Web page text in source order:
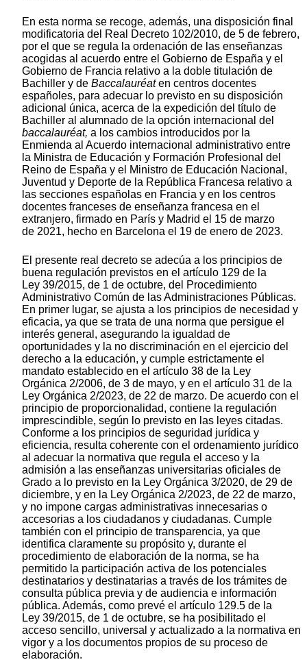
En esta norma se recoge, además, una disposición final
modificatoria del Real Decreto 102/2010, de 5 de febrero,
por el que se regula la ordenación de las enseñanzas
acogidas al acuerdo entre el Gobierno de España y el
Gobierno de Francia relativo a la doble titulación de
Bachiller y de Baccalauréaten centros docentes
españoles, para adecuar lo previsto en su disposición
adicional única, acerca de la expedición del título de
Bachiller al alumnado de la opción internacional del
baccalauréat, a los cambios introducidos por la
Enmienda al Acuerdo internacional administrativo entre
la Ministra de Educación y Formación Profesional del
Reino de España y el Ministro de Educación Nacional,
Juventud y Deporte de la República Francesa relativo a
las secciones españolas en Francia y en los centros
docentes franceses de enseñanza francesa en el
extranjero, firmado en París y Madrid el 15 de marzo
de 2021, hecho en Barcelona el 19 de enero de 2023.
El presente real decreto se adecúa a los principios de
buena regulación previstos en el artículo 129 de la
Ley 39/2015, de 1 de octubre, del Procedimiento
Administrativo Común de las Administraciones Públicas.
En primer lugar, se ajusta a los principios de necesidad y
eficacia, ya que se trata de una norma que persigue el
interés general, asegurando la igualdad de
oportunidades y la no discriminación en el ejercicio del
derecho a la educación, y cumple estrictamente el
mandato establecido en el artículo 38 de la Ley
Orgánica 2/2006, de 3 de mayo, y en el artículo 31 de la
Ley Orgánica 2/2023, de 22 de marzo. De acuerdo con el
principio de proporcionalidad, contiene la regulación
imprescindible, según lo previsto en las leyes citadas.
Conforme a los principios de seguridad jurídica y
eficiencia, resulta coherente con el ordenamiento jurídico
al adecuar la normativa que regula el acceso y la
admisión a las enseñanzas universitarias oficiales de
Grado a lo previsto en la Ley Orgánica 3/2020, de 29 de
diciembre, y en la Ley Orgánica 2/2023, de 22 de marzo,
y no impone cargas administrativas innecesarias o
accesorias a los ciudadanos y ciudadanas. Cumple
también con el principio de transparencia, ya que
identifica claramente su propósito y, durante el
procedimiento de elaboración de la norma, se ha
permitido la participación activa de los potenciales
destinatarios y destinatarias a través de los trámites de
consulta pública previa y de audiencia e información
pública. Además, como prevé el artículo 129.5 de la
Ley 39/2015, de 1 de octubre, se ha posibilitado el
acceso sencillo, universal y actualizado a la normativa en
vigor y a los documentos propios de su proceso de
elaboración.